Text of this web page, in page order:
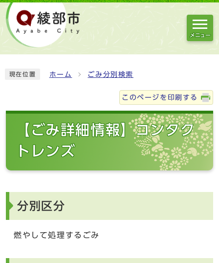
メニュー
現在位置 ホーム ごみ分別検索
このページを印刷する
【ごみ詳細情報】コンタク
トレンズ
分別区分
燃やして処理するごみ